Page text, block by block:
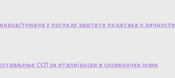
тумача у погледу заштите података о личности
ССП за италијански и словеначки језик